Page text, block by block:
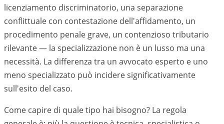
licenziamento discriminatorio, una separazione
conflittuale con contestazione dell'affidamento, un
procedimento penale grave, un contenzioso tributario
rilevante — la specializzazione non è un lusso ma una
necessità. La differenza tra un avvocato esperto e uno
meno specializzato può incidere significativamente
sull'esito del caso.
Come capire di quale tipo hai bisogno? La regola